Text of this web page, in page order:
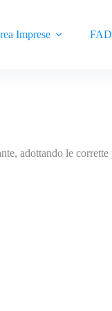
Imprese FAD
adottando le